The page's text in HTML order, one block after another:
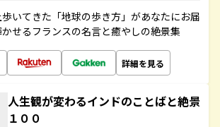
いてきた「地球の歩き方」があなたにお届
せるフランスの名言と癒やしの絶景集
詳細を見る
人生観が変わるインドのことばと絶景
１００